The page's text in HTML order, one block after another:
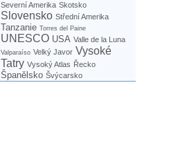
Severní Amerika Skotsko
Slovensko Střední Amerika
Tanzanie Torres del Paine
UNESCO USA Valle de la Luna
Valparaíso Velký Javor Vysoké
Tatry Vysoký Atlas Řecko
Španělsko Švýcarsko